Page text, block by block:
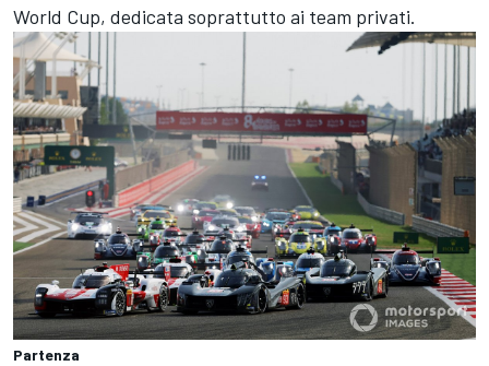
World Cup, dedicata soprattutto ai team privati.
Partenza